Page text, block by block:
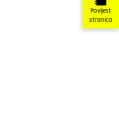
Povijest
stranica